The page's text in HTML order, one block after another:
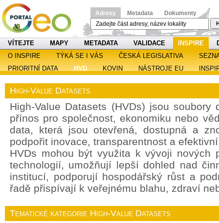
Adresy Metadata Dokumenty
VÍTEJTE MAPY METADATA VALIDACE INSPIRE
O INSPIRE
TÝKÁ SE I VÁS ČESKÁ LEGISLATIVA
PRIORITNÍ DATA
HVD KOVIN NÁSTROJE EU
High-Value Datasets
High-Value Datasets (HVDs) jsou
přínos pro společnost, ekonomiku nebo
data, která jsou otevřená, dostupná a
podpořit inovace, transparentnost a
HVDs mohou být využita k vývoji nových
technologií, umožňují lepší dohled nad
institucí, podporují hospodářský růst a
řadě přispívají k veřejnému blahu, zdraví
Tematické kategorie High-Value Datasets